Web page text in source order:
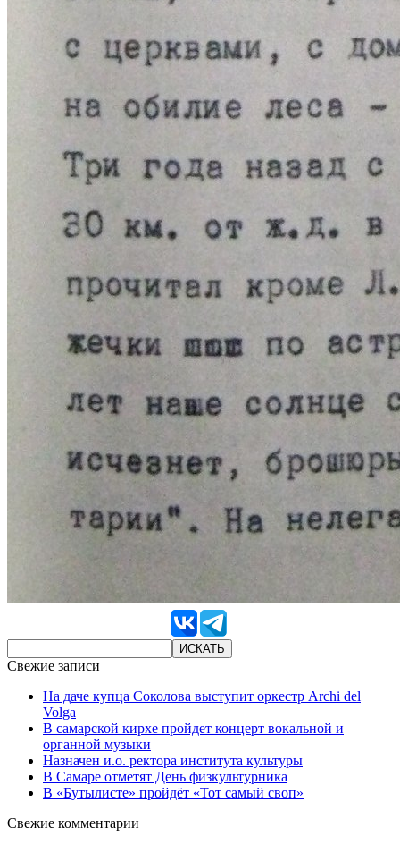
Свежие записи
На даче купца Соколова выступит оркестр Archi del
Volga
В самарской кирхе пройдет концерт вокальной и
органной музыки
Назначен и.о. ректора института культуры
В Самаре отметят День физкультурника
В «Бутылисте» пройдёт «Тот самый своп»
Свежие комментарии